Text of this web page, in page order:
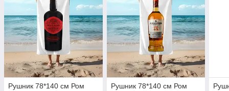
Рушник 78*140 см Ром
Рушник 78*140 см Ром